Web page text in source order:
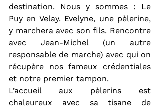
destination. Nous y sommes : Le
Puy en Velay. Evelyne, une pèlerine,
y marchera avec son fils. Rencontre
avec Jean-Michel (un autre
responsable de marche) avec qui on
récupère nos fameux crédentiales
et notre premier tampon.
L’accueil aux pèlerins est
chaleureux avec sa tisane de